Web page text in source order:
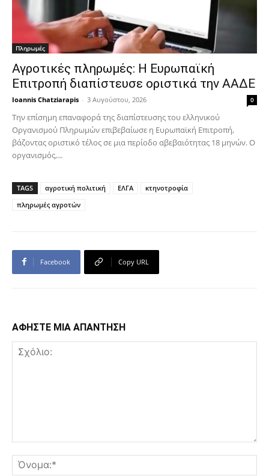
Πληρωμές
Αγροτικές πληρωμές: Η Ευρωπαϊκή
Επιτροπή διαπίστευσε οριστικά την ΑΑΔΕ
Ioannis Chatziarapis - 3 Αυγούστου, 2026 0
Την επίσημη επαναφορά της διαπίστευσης του ελληνικού
Οργανισμού Πληρωμών επιβεβαίωσε η Ευρωπαϊκή Επιτροπή,
βάζοντας οριστικό τέλος σε μια περίοδο αβεβαιότητας 18 μηνών. Ο
οργανισμός,...
TAGS αγροτική πολιτική ΕΛΓΑ
κτηνοτροφία
πληρωμές αγροτών
Facebook Copy URL
ΑΦΗΣΤΕ ΜΙΑ ΑΠΑΝΤΗΣΗ